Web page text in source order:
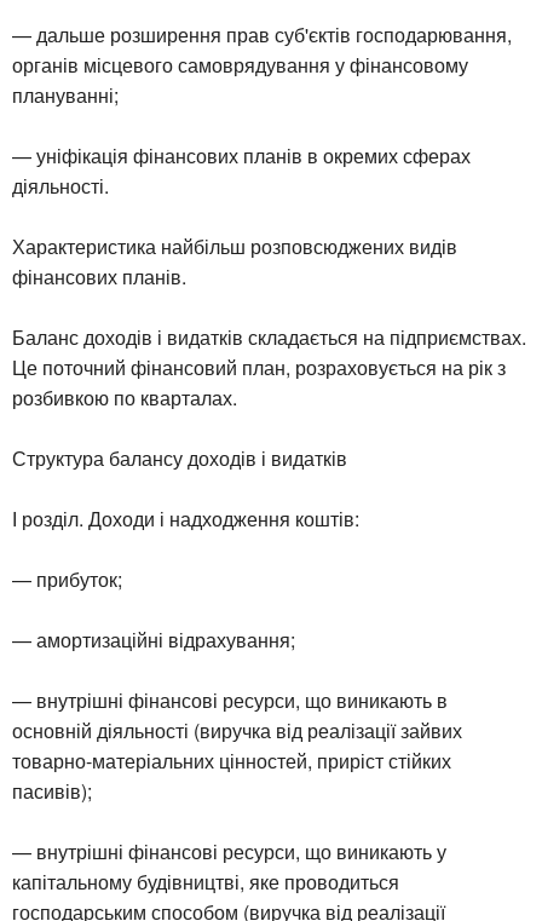
— дальше розширення прав суб'єктів господарювання,
органів місцевого самоврядування у фінансовому
плануванні;
— уніфікація фінансових планів в окремих сферах
діяльності.
Характеристика найбільш розповсюджених видів
фінансових планів.
Баланс доходів і видатків складається на підприємствах.
Це поточний фінансовий план, розраховується на рік з
розбивкою по кварталах.
Структура балансу доходів і видатків
І розділ. Доходи і надходження коштів:
— прибуток;
— амортизаційні відрахування;
— внутрішні фінансові ресурси, що виникають в
основній діяльності (виручка від реалізації зайвих
товарно-матеріальних цінностей, приріст стійких
пасивів);
— внутрішні фінансові ресурси, що виникають у
капітальному будівництві, яке проводиться
господарським способом (виручка від реалізації